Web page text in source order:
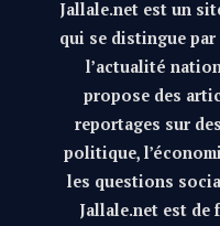
Jallale.net est un
qui se distingue
l’actualité
propose des
reportages sur
politique,
les questions
Jallale.net est